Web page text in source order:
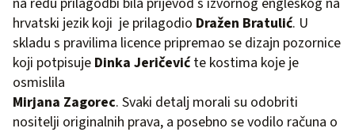
hrvatski jezik koji je prilagodio Dražen Bratulić. U
skladu s pravilima licence pripremao se dizajn pozornice
koji potpisuje Dinka Jeričevićte kostima koje je
osmislila
Mirjana Zagorec. Svaki detalj morali su odobriti
nositelji originalnih prava, a posebno se vodilo računa o